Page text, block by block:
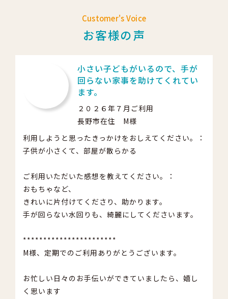
Customer's Voice
お客様の声
小さい子どもがいるので、手が
回らない家事を助けてくれてい
ます。
２０２６年７月ご利用
長野市在住 M様
利用しようと思ったきっかけをおしえてください。：
子供が小さくて、部屋が散らかる
ご利用いただいた感想を教えてください。：
おもちゃなど、
きれいに片付けてくださり、助かります。
手が回らない水回りも、綺麗にしてくださいます。
***********************
M様、定期でのご利用ありがとうございます。
お忙しい日々のお手伝いができていましたら、嬉し
く思います